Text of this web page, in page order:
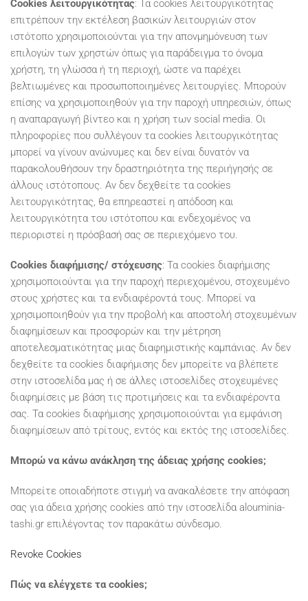
Cookies λειτουργικότητας: Τα cookies λειτουργικότητας
επιτρέπουν την εκτέλεση βασικών λειτουργιών στον
ιστότοπο χρησιμοποιούνται για την απονμημόνευση των
επιλογών των χρηστών όπως για παράδειγμα το όνομα
χρήστη, τη γλώσσα ή τη περιοχή, ώστε να παρέχει
βελτιωμένες και προσωποποιημένες λειτουργίες. Μπορούν
επίσης να χρησιμοποιηθούν για την παροχή υπηρεσιών, όπως
η αναπαραγωγή βίντεο και η χρήση των social media. Οι
πληροφορίες που συλλέγουν τα cookies λειτουργικότητας
μπορεί να γίνουν ανώνυμες και δεν είναι δυνατόν να
παρακολουθήσουν την δραστηριότητα της περιήγησής σε
άλλους ιστότοπους. Αν δεν δεχθείτε τα cookies
λειτουργικότητας, θα επηρεαστεί η απόδοση και
λειτουργικότητα του ιστότοπου και ενδεχομένος να
περιοριστεί η πρόσβασή σας σε περιεχόμενο του.
Cookies διαφήμισης/ στόχευσης: Τα cookies διαφήμισης
χρησιμοποιούνται για την παροχή περιεχομένου, στοχευμένο
στους χρήστες και τα ενδιαφέροντά τους. Μπορεί να
χρησιμοποιηθούν για την προβολή και αποστολή στοχευμένων
διαφημίσεων και προσφορών και την μέτρηση
αποτελεσματικότητας μιας διαφημιστικής καμπάνιας. Αν δεν
δεχθείτε τα cookies διαφήμισης δεν μπορείτε να βλέπετε
στην ιστοσελίδα μας ή σε άλλες ιστοσελίδες στοχευμένες
διαφημίσεις με βάση τις προτιμήσεις και τα ενδιαφέροντα
σας. Τα cookies διαφήμισης χρησιμοποιούνται για εμφάνιση
διαφημίσεων από τρίτους, εντός και εκτός της ιστοσελίδες.
Μπορώ να κάνω ανάκληση της άδειας χρήσης cookies;
Μπορείτε οποιαδήποτε στιγμή να ανακαλέσετε την απόφαση
σας για άδεια χρήσης cookies από την ιστοσελίδα alouminia-
tashi.gr επιλέγοντας τον παρακάτω σύνδεσμο.
Revoke Cookies
Πώς να ελέγχετε τα cookies;